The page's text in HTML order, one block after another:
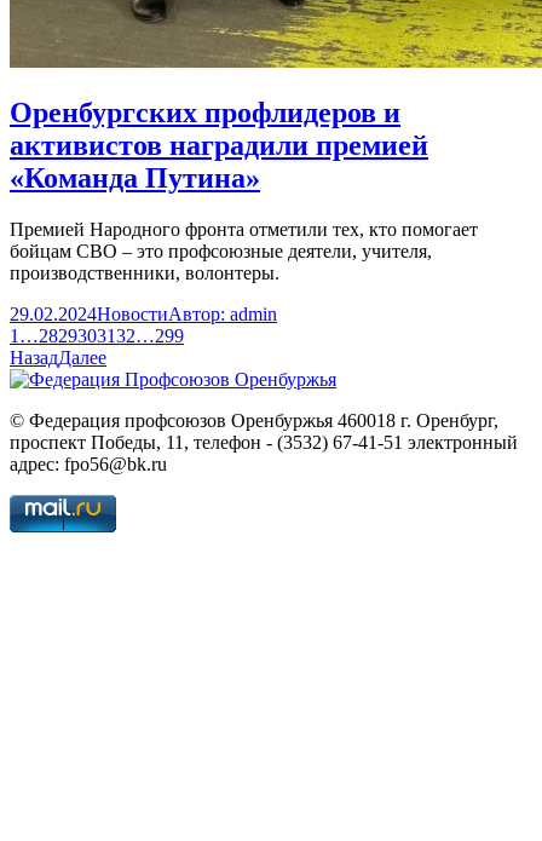
Оренбургских профлидеров и
активистов наградили премией
«Команда Путина»
Премией Народного фронта отметили тех, кто помогает
бойцам СВО – это профсоюзные деятели, учителя,
производственники, волонтеры.
29.02.2024НовостиАвтор: admin
1 …2829303132…299
НазадДалее
© Федерация профсоюзов Оренбуржья 460018 г. Оренбург,
проспект Победы, 11, телефон - (3532) 67-41-51 электронный
адрес: fpo56@bk.ru